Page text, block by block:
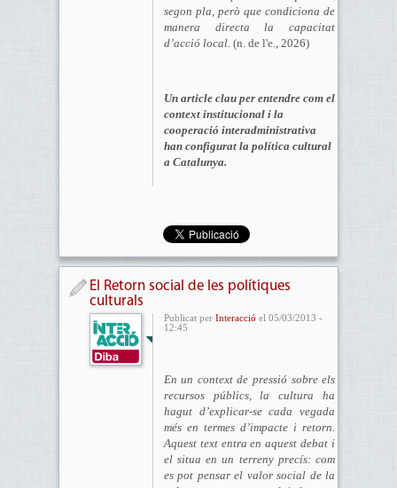
segon pla, però que condiciona de
manera directa la capacitat
d’acció local. (n. de l'e., 2026)
Un article clau per entendre com el
context institucional i la
cooperació interadministrativa
han configurat la política cultural
a Catalunya.
El Retorn social de les polítiques
culturals
Publicat per Interacció el 05/03/2013 -
12:45
En un context de pressió sobre els
recursos públics, la cultura ha
hagut d’explicar-se cada vegada
més en termes d’impacte i retorn.
Aquest text entra en aquest debat i
el situa en un terreny precís: com
es pot pensar el valor social de la